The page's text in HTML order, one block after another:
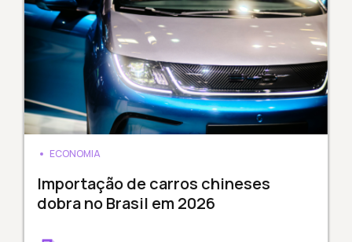
ECONOMIA
Importação de carros chineses
dobra no Brasil em 2026